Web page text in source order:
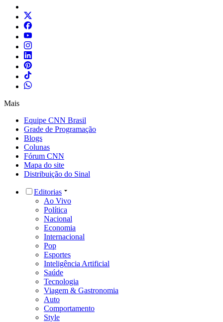
Mais
Equipe CNN Brasil
Grade de Programação
Blogs
Colunas
Fórum CNN
Mapa do site
Distribuição do Sinal
Editorias
Ao Vivo
Política
Nacional
Economia
Internacional
Pop
Esportes
Inteligência Artificial
Saúde
Tecnologia
Viagem & Gastronomia
Auto
Comportamento
Style